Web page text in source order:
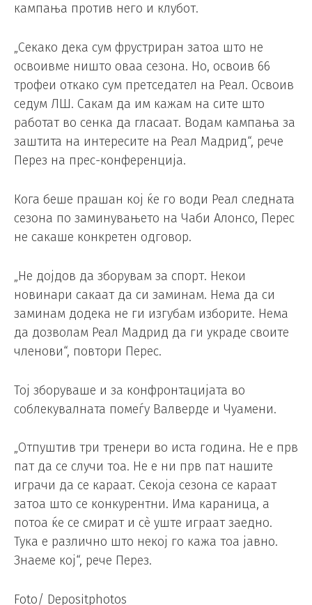
кампања против него и клубот.
„Секако дека сум фрустриран затоа што не
освоивме ништо оваа сезона. Но, освоив 66
трофеи откако сум претседател на Реал. Освоив
седум ЛШ. Сакам да им кажам на сите што
работат во сенка да гласаат. Водам кампања за
заштита на интересите на Реал Мадрид“, рече
Перез на прес-конференција.
Кога беше прашан кој ќе го води Реал следната
сезона по заминувањето на Чаби Алонсо, Перес
не сакаше конкретен одговор.
„Не дојдов да зборувам за спорт. Некои
новинари сакаат да си заминам. Нема да си
заминам додека не ги изгубам изборите. Нема
да дозволам Реал Мадрид да ги украде своите
членови“, повтори Перес.
Тој зборуваше и за конфронтацијата во
соблекувалната помеѓу Валверде и Чуамени.
„Отпуштив три тренери во иста година. Не е прв
пат да се случи тоа. Не е ни прв пат нашите
играчи да се караат. Секоја сезона се караат
затоа што се конкурентни. Има караница, а
потоа ќе се смират и сè уште играат заедно.
Тука е различно што некој го кажа тоа јавно.
Знаеме кој“, рече Перез.
Foto/ Depositphotos